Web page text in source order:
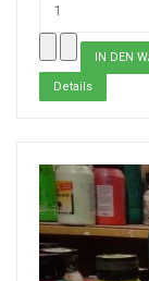
Details